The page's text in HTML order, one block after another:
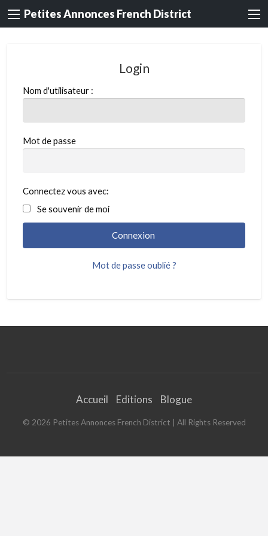
Petites Annonces French District
Login
Nom d'utilisateur :
Mot de passe
Connectez vous avec:
Se souvenir de moi
Mot de passe oublié ?
Accueil Editions Blogue
© 2026 Petites Annonces French District | All Rights Reserved